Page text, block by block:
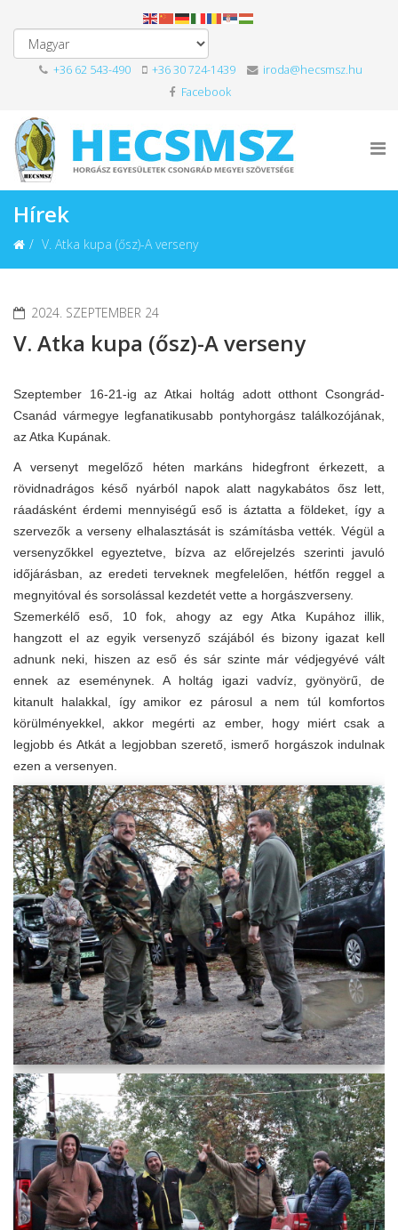
+36 62 543-490 +36 30 724-1439
iroda@hecsmsz.hu
Facebook
Hírek
V. Atka kupa (ősz)-A verseny
2024. SZEPTEMBER 24
V. Atka kupa (ősz)-A verseny
Szeptember 16-21-ig az Atkai holtág adott otthont Csongrád-
Csanád vármegye legfanatikusabb pontyhorgász találkozójának,
az Atka Kupának.
A versenyt megelőző héten markáns hidegfront érkezett, a
rövidnadrágos késő nyárból napok alatt nagykabátos ősz lett,
ráadásként érdemi mennyiségű eső is áztatta a földeket, így a
szervezők a verseny elhalasztását is számításba vették. Végül a
versenyzőkkel egyeztetve, bízva az előrejelzés szerinti javuló
időjárásban, az eredeti terveknek megfelelően, hétfőn reggel a
megnyitóval és sorsolással kezdetét vette a horgászverseny.
Szemerkélő eső, 10 fok, ahogy az egy Atka Kupához illik,
hangzott el az egyik versenyző szájából és bizony igazat kell
adnunk neki, hiszen az eső és sár szinte már védjegyévé vált
ennek az eseménynek. A holtág igazi vadvíz, gyönyörű, de
kitanult halakkal, így amikor ez párosul a nem túl komfortos
körülményekkel, akkor megérti az ember, hogy miért csak a
legjobb és Atkát a legjobban szerető, ismerő horgászok indulnak
ezen a versenyen.